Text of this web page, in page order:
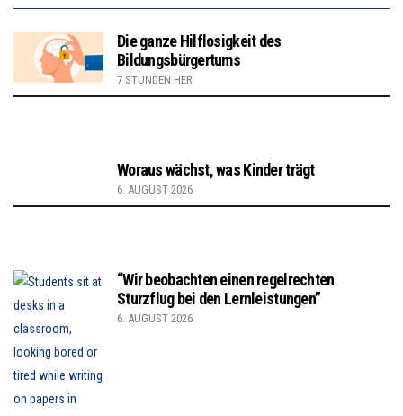
Die ganze Hilflosigkeit des
Bildungsbürgertums
7 STUNDEN HER
Woraus wächst, was Kinder trägt
6. AUGUST 2026
“Wir beobachten einen regelrechten
Sturzflug bei den Lernleistungen”
6. AUGUST 2026